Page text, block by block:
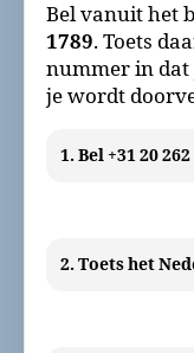
Bel vanuit het
1789. Toets
nummer in
je wordt
1. Bel +31 20
2. Toets het